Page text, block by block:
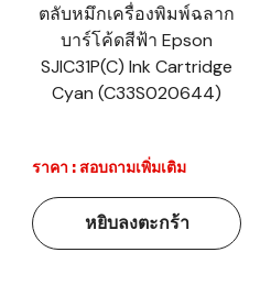
ตลับหมึกเครื่องพิมพ์ฉลาก
บาร์โค้ดสีฟ้า Epson
SJIC31P(C) Ink Cartridge
Cyan (C33S020644)
ราคา : สอบถามเพิ่มเติม
หยิบลงตะกร้า